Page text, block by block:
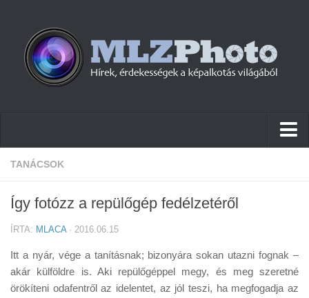
Hírek
Cikkek
Firmware
Tudástár
TANÁCSOK
Így fotózz a repülőgép fedélzetéről
ÍRTA: MLACA· 2016.06.15
Itt a nyár, vége a tanításnak; bizonyára sokan utazni fognak –
akár külföldre is. Aki repülőgéppel megy, és meg szeretné
örökíteni odafentről az idelentet, az jól teszi, ha megfogadja az